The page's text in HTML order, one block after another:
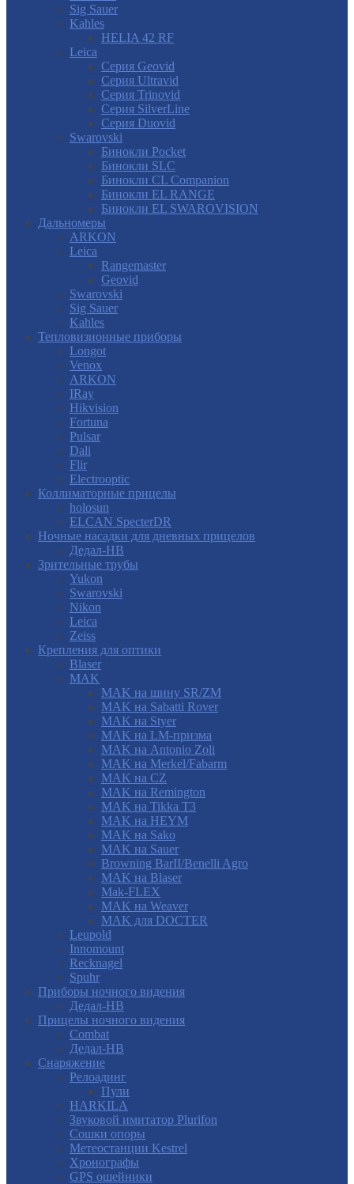
Sig Sauer
Kahles
HELIA 42 RF
Leica
Серия Geovid
Серия Ultravid
Серия Trinovid
Серия SilverLine
Серия Duovid
Swarovski
Бинокли Pocket
Бинокли SLC
Бинокли CL Companion
Бинокли EL RANGE
Бинокли EL SWAROVISION
Дальномеры
ARKON
Leica
Rangemaster
Geovid
Swarovski
Sig Sauer
Kahles
Тепловизионные приборы
Longot
Venox
ARKON
IRay
Hikvision
Fortuna
Pulsar
Dali
Flir
Electrooptic
Коллиматорные прицелы
holosun
ELCAN SpecterDR
Ночные насадки для дневных прицелов
Дедал-НВ
Зрительные трубы
Yukon
Swarovski
Nikon
Leica
Zeiss
Крепления для оптики
Blaser
MAK
MAK на шину SR/ZM
MAK на Sabatti Rover
MAK на Styer
MAK на LM-призма
MAK на Antonio Zoli
MAK на Merkel/Fabarm
MAK на CZ
MAK на Remington
MAK на Tikka T3
MAK на HEYM
MAK на Sako
MAK на Sauer
Browning BarII/Benelli Agro
MAK на Blaser
Mak-FLEX
MAK на Weaver
MAK для DOCTER
Leupold
Innomount
Recknagel
Spuhr
Приборы ночного видения
Дедал-НВ
Прицелы ночного видения
Combat
Дедал-НВ
Снаряжение
Релоадинг
Пули
HARKILA
Звуковой имитатор Plurifon
Сошки опоры
Метеостанции Kestrel
Хронографы
GPS ошейники